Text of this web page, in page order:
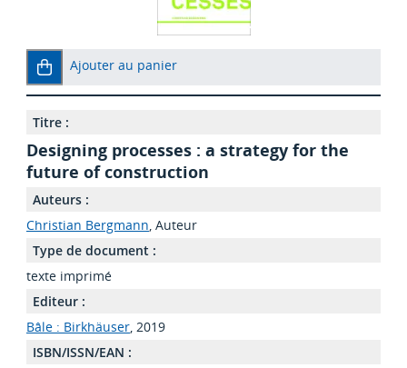
Ajouter au panier
Titre :
Designing processes : a strategy for the
future of construction
Auteurs :
Christian Bergmann, Auteur
Type de document :
texte imprimé
Editeur :
Bâle : Birkhäuser, 2019
ISBN/ISSN/EAN :